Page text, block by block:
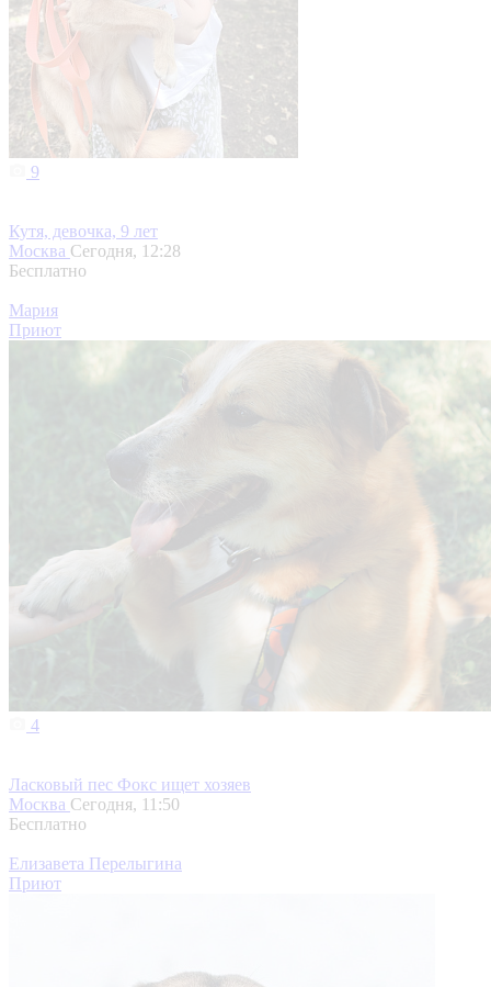
9
Кутя, девочка, 9 лет
Москва Сегодня, 12:28
Бесплатно
Мария
Приют
4
Ласковый пес Фокс ищет хозяев
Москва Сегодня, 11:50
Бесплатно
Елизавета Перелыгина
Приют